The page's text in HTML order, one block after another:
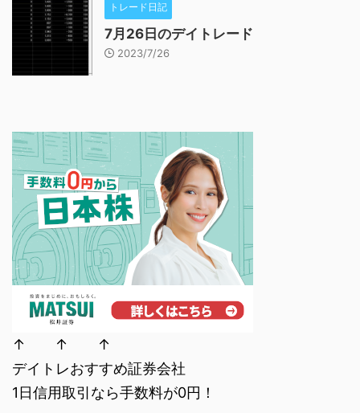
トレード日記
7月26日のデイトレード
2023/7/26
↑ ↑ ↑
デイトレおすすめ証券会社
1日信用取引なら手数料が0円！